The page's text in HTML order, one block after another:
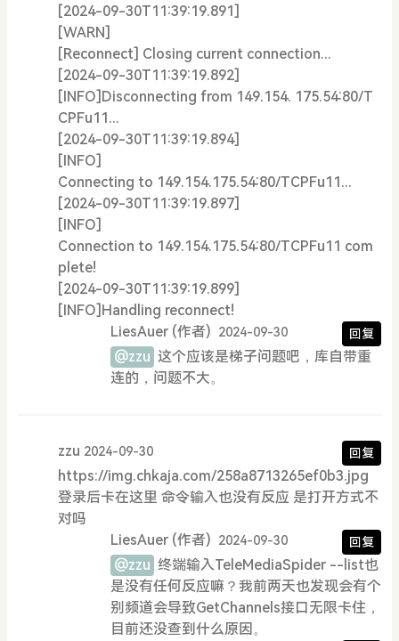
[2024-09-30T11:39:19.891]
[WARN]
[Reconnect] Closing current connection...
[2024-09-30T11:39:19.892]
[INFO]Disconnecting from 149.154. 175.54:80/T
CPFu11...
[2024-09-30T11:39:19.894]
[INFO]
Connecting to 149.154.175.54:80/TCPFu11...
[2024-09-30T11:39:19.897]
[INFO]
Connection to 149.154.175.54:80/TCPFu11 com
plete!
[2024-09-30T11:39:19.899]
[INFO]Handling reconnect!
LiesAuer (作者) 2024-09-30 回复
@zzu 这个应该是梯子问题吧，库自带重
连的，问题不大。
zzu 2024-09-30 回复
https://img.chkaja.com/258a8713265ef0b3.jpg
登录后卡在这里 命令输入也没有反应 是打开方式不
对吗
LiesAuer (作者) 2024-09-30 回复
@zzu 终端输入TeleMediaSpider --list也
是没有任何反应嘛？我前两天也发现会有个
别频道会导致GetChannels接口无限卡住，
目前还没查到什么原因。